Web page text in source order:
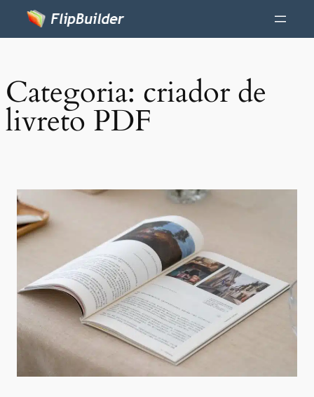
Categoria: criador de
livreto PDF